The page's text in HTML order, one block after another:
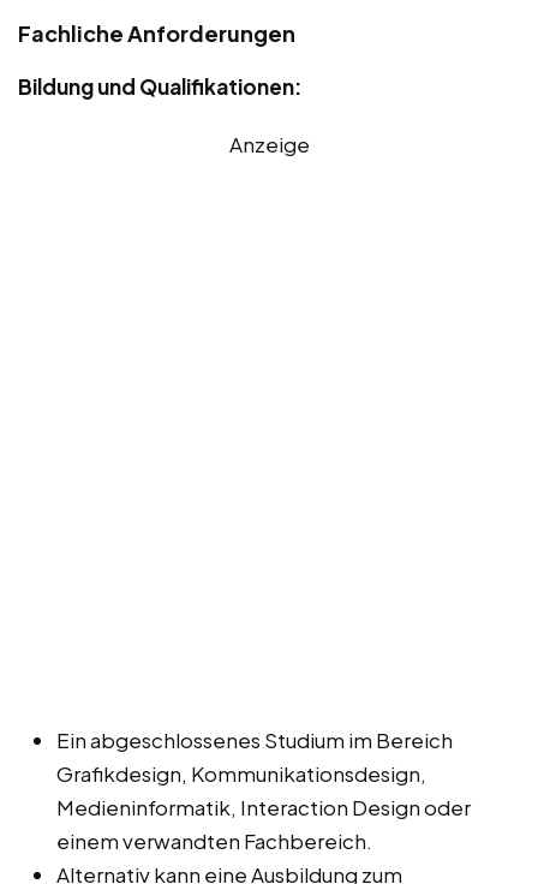
Fachliche Anforderungen
Bildung und Qualifikationen:
Anzeige
Ein abgeschlossenes Studium im Bereich
Grafikdesign, Kommunikationsdesign,
Medieninformatik, Interaction Design oder
einem verwandten Fachbereich.
Alternativ kann eine Ausbildung zum